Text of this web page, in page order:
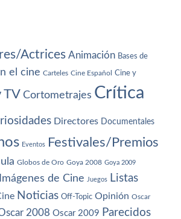
Actrices Animación Bases de
el cine Carteles Cine Español Cine y
TV Cortometrajes Crítica
Directores Documentales
Eventos Festivales/Premios
Globos de Oro Goya 2008 Goya 2009
Imágenes de Cine Juegos Listas
Noticias Off-Topic Opinión Oscar
2008 Oscar 2009 Parecidos